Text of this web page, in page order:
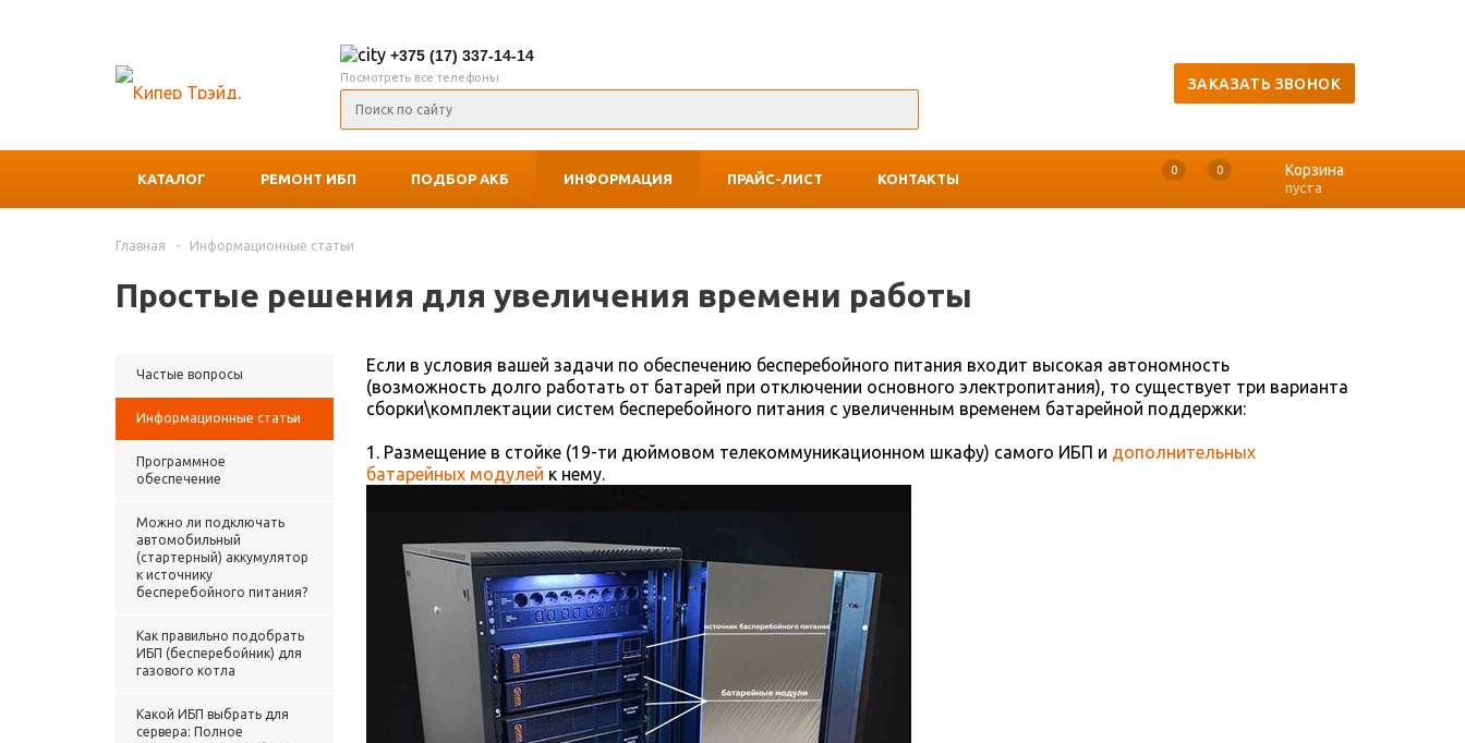
+375 (17) 337-14-14
Посмотреть все телефоны ЗАКАЗАТЬ ЗВОНОК
КАТАЛОГ РЕМОНТ ИБП ПОДБОР АКБ ИНФОРМАЦИЯ ПРАЙС-ЛИСТ КОНТАКТЫ
0 0 Корзина
пуста
Главная - Информационные статьи
Простые решения для увеличения времени работы
Частые вопросы
Информационные статьи
Программное
обеспечение
Можно ли подключать
автомобильный
(стартерный) аккумулятор
к источнику
бесперебойного питания?
Как правильно подобрать
ИБП (бесперебойник) для
газового котла
Какой ИБП выбрать для
сервера: Полное
Если в условия вашей задачи по обеспечению бесперебойного питания входит высокая автономность
(возможность долго работать от батарей при отключении основного электропитания), то существует три варианта
сборки\комплектации систем бесперебойного питания с увеличенным временем батарейной поддержки:
1. Размещение в стойке (19-ти дюймовом телекоммуникационном шкафу) самого ИБП и дополнительных
батарейных модулей к нему.